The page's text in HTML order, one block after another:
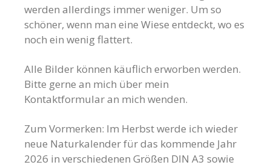
werden allerdings immer weniger. Um so
schöner, wenn man eine Wiese entdeckt, wo es
noch ein wenig flattert.
Alle Bilder können käuflich erworben werden.
Bitte gerne an mich über mein
Kontaktformular an mich wenden.
Zum Vormerken: Im Herbst werde ich wieder
neue Naturkalender für das kommende Jahr
2026 in verschiedenen Größen DIN A3 sowie